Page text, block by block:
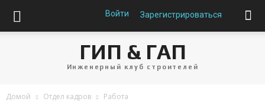
Войти Зарегистрироваться
ГИП & ГАП
Инженерный клуб строителей
Домой Отдел кадров Работа